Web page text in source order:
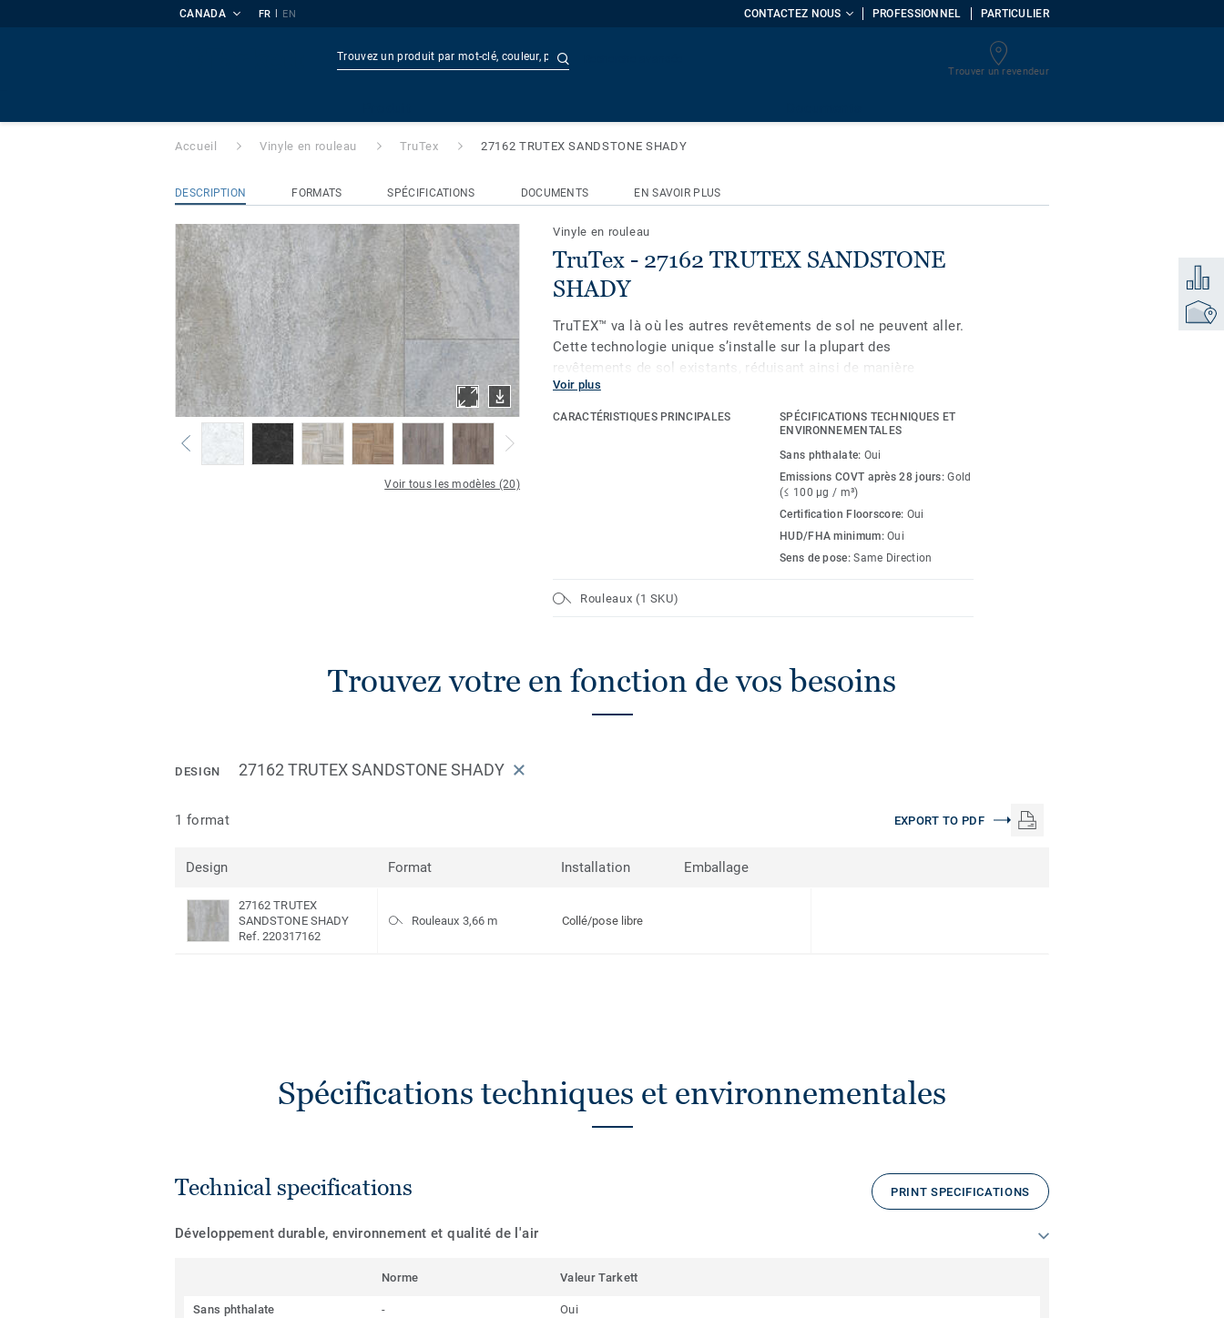
CANADA FR | EN CONTACTEZ NOUS PROFESSIONNEL PARTICULIER
Trouver un revendeur
Accueil Vinyle en rouleau TruTex 27162 TRUTEX SANDSTONE SHADY
DESCRIPTION FORMATS SPÉCIFICATIONS DOCUMENTS EN SAVOIR PLUS
Voir tous les modèles (20)
Vinyle en rouleau
TruTex - 27162 TRUTEX SANDSTONE
SHADY
TruTEX™ va là où les autres revêtements de sol ne peuvent aller.
Cette technologie unique s’installe sur la plupart des
revêtements de sol existants, réduisant ainsi de manière
considérable le temps passé à préparer les substrats en béton ou
en contreplaqué. De la salle de bain des enfants en passant par
les sous-sols humides, vous pouvez faire confiance au système
de gestion de l’humidité de TruTEX pour améliorer la durée de vie,
l’aspect et la performance de vos sols.
Voir plus
CARACTÉRISTIQUES PRINCIPALES
SPÉCIFICATIONS TECHNIQUES ET
ENVIRONNEMENTALES
Sans phthalate: Oui
Emissions COVT après 28 jours:Gold
(≤ 100 µg / m³)
Certification Floorscore: Oui
HUD/FHA minimum:Oui
Sens de pose:Same Direction
Rouleaux (1 SKU)
Trouvez votre en fonction de vos besoins
DESIGN 27162 TRUTEX SANDSTONE SHADY
1 format EXPORT TO PDF
Design Format Installation Emballage
27162 TRUTEX
SANDSTONE SHADY
Ref. 220317162
Rouleaux 3,66 m Collé/pose libre
Spécifications techniques et environnementales
Technical specifications PRINT SPECIFICATIONS
Développement durable, environnement et qualité de l'air
Norme Valeur Tarkett
Sans phthalate - Oui